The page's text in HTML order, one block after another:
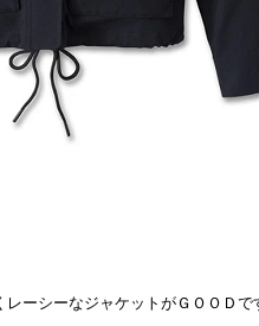
ーシーなジャケットがＧＯＯＤで